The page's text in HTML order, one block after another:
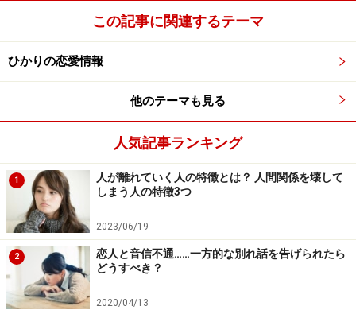
この記事に関連するテーマ
ひかりの恋愛情報
他のテーマも見る
人気記事ランキング
1
人が離れていく人の特徴とは？ 人間関係を壊して
しまう人の特徴3つ
2023/06/19
2
恋人と音信不通……一方的な別れ話を告げられたら
どうすべき？
2020/04/13